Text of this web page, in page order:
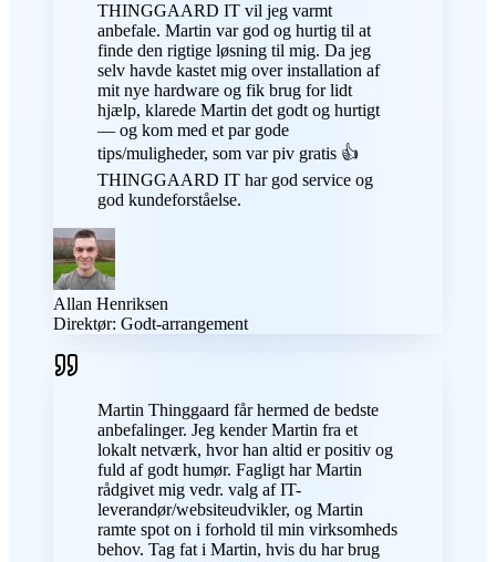
THINGGAARD IT vil jeg varmt
anbefale. Martin var god og hurtig til at
finde den rigtige løsning til mig. Da jeg
selv havde kastet mig over installation af
mit nye hardware og fik brug for lidt
hjælp, klarede Martin det godt og hurtigt
— og kom med et par gode
tips/muligheder, som var piv gratis 👍
THINGGAARD IT har god service og
god kundeforståelse.
Allan Henriksen
Direktør: Godt-arrangement
Martin Thinggaard får hermed de bedste
anbefalinger. Jeg kender Martin fra et
lokalt netværk, hvor han altid er positiv og
fuld af godt humør. Fagligt har Martin
rådgivet mig vedr. valg af IT-
leverandør/websiteudvikler, og Martin
ramte spot on i forhold til min virksomheds
behov. Tag fat i Martin, hvis du har brug